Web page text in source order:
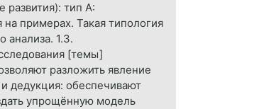
развития): тип А:
примерах. Такая типология
анализа. 1.3.
[темы]
разложить явление
дедукция: обеспечивают
упрощённую модель